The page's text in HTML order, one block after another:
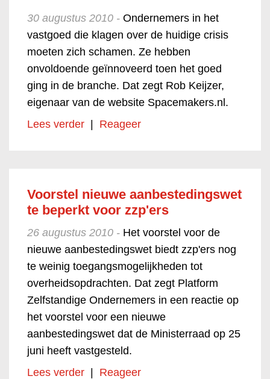
30 augustus 2010 - Ondernemers in het
vastgoed die klagen over de huidige crisis
moeten zich schamen. Ze hebben
onvoldoende geïnnoveerd toen het goed
ging in de branche. Dat zegt Rob Keijzer,
eigenaar van de website Spacemakers.nl.
Lees verder
Reageer
Voorstel nieuwe aanbestedingswet
te beperkt voor zzp'ers
26 augustus 2010 - Het voorstel voor de
nieuwe aanbestedingswet biedt zzp'ers nog
te weinig toegangsmogelijkheden tot
overheidsopdrachten. Dat zegt Platform
Zelfstandige Ondernemers in een reactie op
het voorstel voor een nieuwe
aanbestedingswet dat de Ministerraad op 25
juni heeft vastgesteld.
Lees verder
Reageer